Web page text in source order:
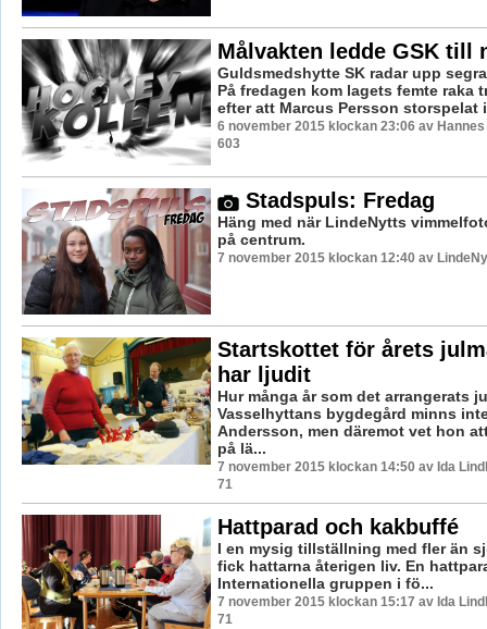
Målvakten ledde GSK till
Guldsmedshytte SK radar upp
På fredagen kom lagets femte raka
efter att Marcus Persson storspelat
6 november 2015 klockan 23:06 av Hannes
603
Stadspuls: Fredag
Häng med när LindeNytts
på centrum.
7 november 2015 klockan 12:40 av
Startskottet för årets
har ljudit
Hur många år som det arrangerats
Vasselhyttans bygdegård minns
Andersson, men däremot vet hon
på lä...
7 november 2015 klockan 14:50 av Ida
71
Hattparad och kakbuffé
I en mysig tillställning med fler än
fick hattarna återigen liv. En
Internationella gruppen i fö...
7 november 2015 klockan 15:17 av Ida
71